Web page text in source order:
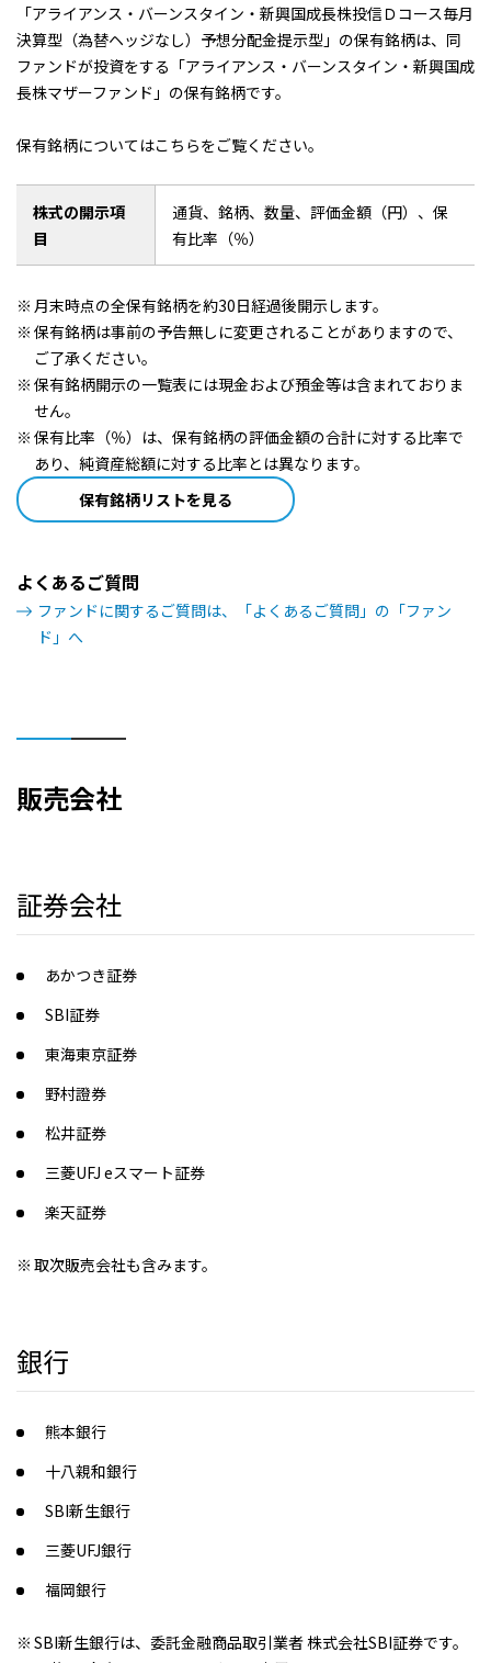
「アライアンス・バーンスタイン・新興国成長株投信Ｄコース毎月
決算型（為替ヘッジなし）予想分配金提示型」の保有銘柄は、同
ファンドが投資をする「アライアンス・バーンスタイン・新興国成
長株マザーファンド」の保有銘柄です。
保有銘柄についてはこちらをご覧ください。
株式の開示項
目
通貨、銘柄、数量、評価金額（円）、保
有比率（％）
月末時点の全保有銘柄を約30日経過後開示します。
保有銘柄は事前の予告無しに変更されることがありますので、
ご了承ください。
保有銘柄開示の一覧表には現金および預金等は含まれておりま
せん。
保有比率（％）は、保有銘柄の評価金額の合計に対する比率で
あり、純資産総額に対する比率とは異なります。
保有銘柄リストを見る
よくあるご質問
ファンドに関するご質問は、「よくあるご質問」の「ファン
ド」へ
販売会社
証券会社
あかつき証券
SBI証券
東海東京証券
野村證券
松井証券
三菱UFJ eスマート証券
楽天証券
取次販売会社も含みます。
銀行
熊本銀行
十八親和銀行
SBI新生銀行
三菱UFJ銀行
福岡銀行
SBI新生銀行は、委託金融商品取引業者 株式会社SBI証券です。